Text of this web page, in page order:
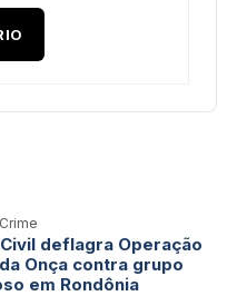
deflagra Operação
Onça contra grupo
em Rondônia